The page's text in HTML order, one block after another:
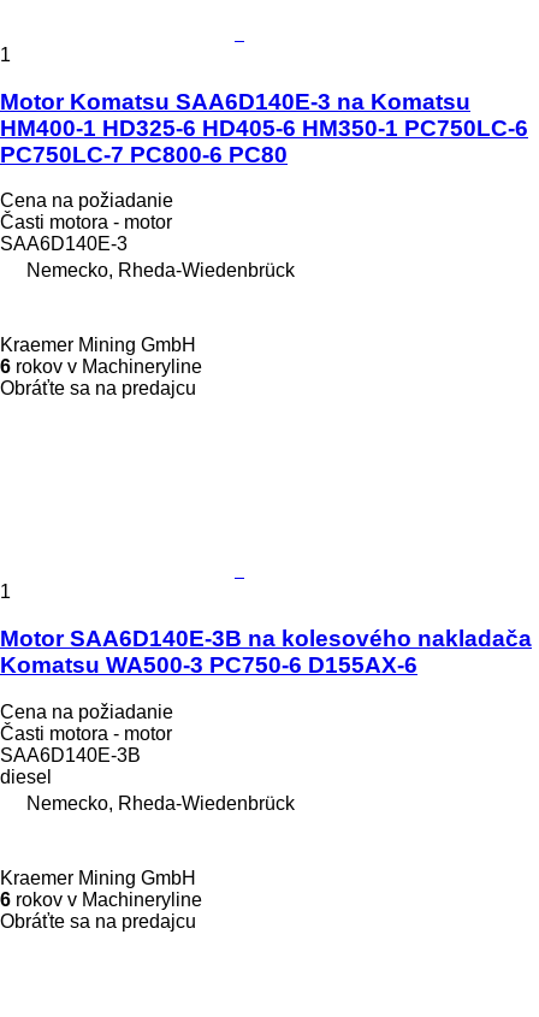
1
Motor Komatsu SAA6D140E-3 na Komatsu
HM400-1 HD325-6 HD405-6 HM350-1 PC750LC-6
PC750LC-7 PC800-6 PC80
Cena na požiadanie
Časti motora - motor
SAA6D140E-3
Nemecko, Rheda-Wiedenbrück
Kraemer Mining GmbH
6 rokov v Machineryline
Obráťte sa na predajcu
1
Motor SAA6D140E-3B na kolesového nakladača
Komatsu WA500-3 PC750-6 D155AX-6
Cena na požiadanie
Časti motora - motor
SAA6D140E-3B
diesel
Nemecko, Rheda-Wiedenbrück
Kraemer Mining GmbH
6 rokov v Machineryline
Obráťte sa na predajcu